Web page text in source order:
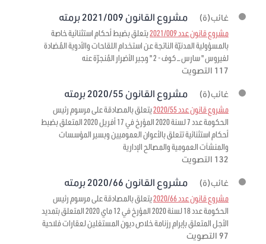
غائب(ة) مشروع القانون 2021/009 برمته
مشروع قانون عدد 2021/009
يتعلق بضبط أحكام استثنائية خاصة
بالمسؤولية المدنيّة الناتجة عن استخدام اللقاحات والأدوية المُضادة
لفيروس " سارس – كوف - 2 " وجبر الأضرار المُنجرّة عنه
117 التصويت
غائب(ة) مشروع القانون 2020/55 برمته
مشروع قانون عدد 2020/55
يتعلق بالمصادقة على مرسوم رئيس
الحكومة عدد 7 لسنة 2020 المؤرخ في 17 أفريل 2020 المتعلق بضبط
أحكام استثنائية تتعلق بالأعوان العموميين وبسير المؤسسات
والمنشآت العمومية والمصالح الإدارية
132 التصويت
غائب(ة) مشروع القانون 2020/66 برمته
مشروع قانون عدد 2020/66
يتعلق بالمصادقة على مرسوم رئيس
الحكومة عدد 18 لسنة 2020 المؤرخ في 12 ماي 2020 المتعلق بتمديد
الأجل المتعلق بإبرام رزنامة خلاص ديون المستغلين لعقارات فلاحية
97 التصويت